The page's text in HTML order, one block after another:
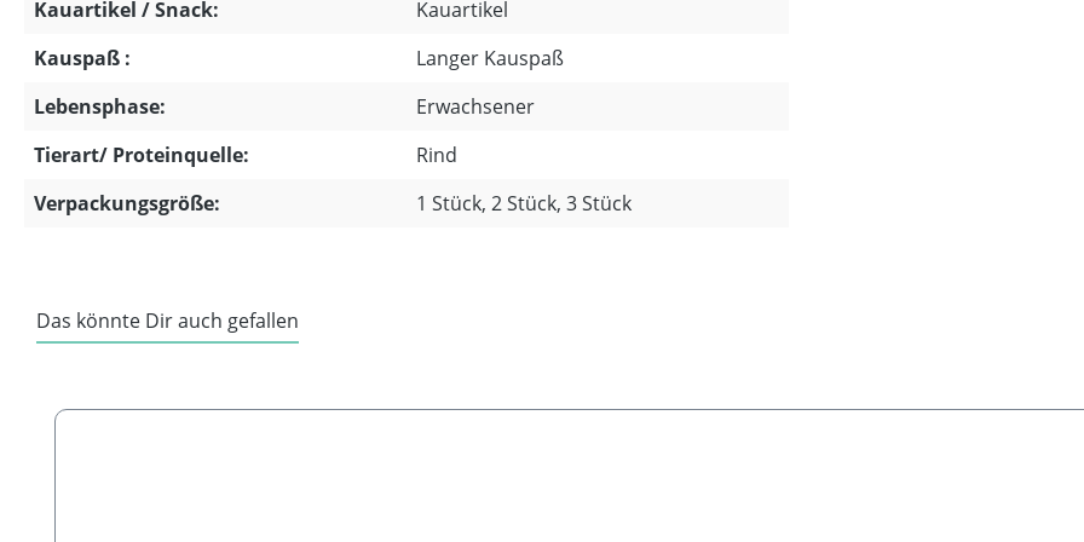
Kauartikel / Snack:
Kauartikel
Kauspaß :
Langer Kauspaß
Lebensphase:
Erwachsener
Tierart/ Proteinquelle:
Rind
Verpackungsgröße:
1 Stück, 2 Stück, 3 Stück
Das könnte Dir auch gefallen